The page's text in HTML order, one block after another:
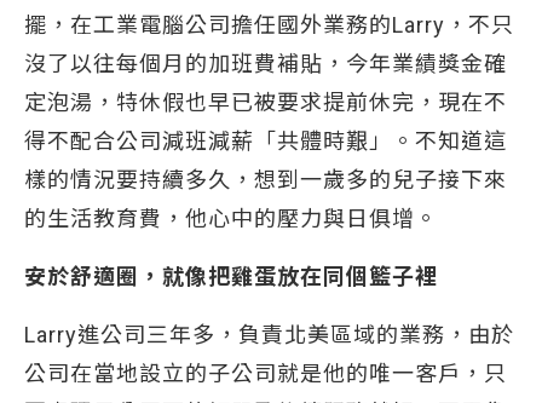
擺，在工業電腦公司擔任國外業務的Larry，不只
沒了以往每個月的加班費補貼，今年業績獎金確
定泡湯，特休假也早已被要求提前休完，現在不
得不配合公司減班減薪「共體時艱」。不知道這
樣的情況要持續多久，想到一歲多的兒子接下來
的生活教育費，他心中的壓力與日俱增。
安於舒適圈，就像把雞蛋放在同個籃子裡
Larry進公司三年多，負責北美區域的業務，由於
公司在當地設立的子公司就是他的唯一客戶，只